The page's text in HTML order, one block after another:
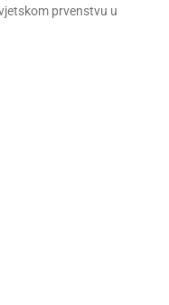
prvenstvu u